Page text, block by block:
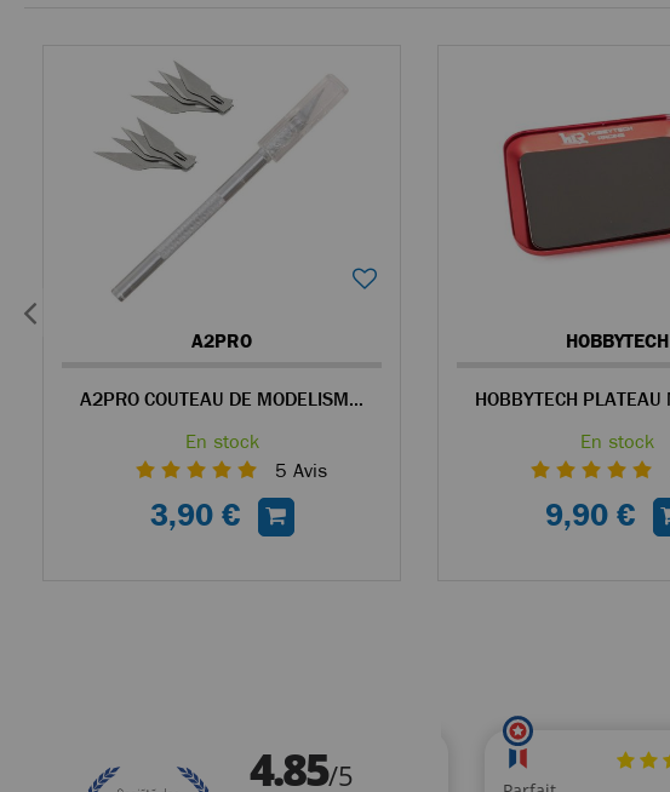
A2PRO
A2PRO COUTEAU DE MODELISME + 5 LAMES DE RECHANGE
En stock
5 Avis
3,90 €
HOBBYTECH
En stock
9,90 €